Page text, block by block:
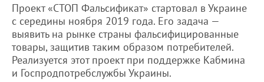
Проект «СТОП Фальсификат» стартовал в Украине
с середины ноября 2019 года. Его задача —
выявить на рынке страны фальсифицированные
товары, защитив таким образом потребителей.
Реализуется этот проект при поддержке Кабмина
и Госпродпотребслужбы Украины.